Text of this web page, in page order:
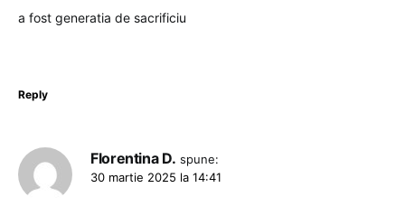
a fost generatia de sacrificiu
Reply
Florentina D. spune:
30 martie 2025 la 14:41